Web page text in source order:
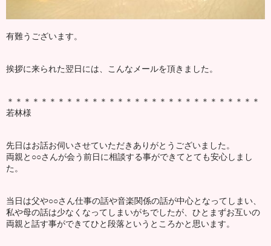
有難うございます。
挨拶に来られた翌日には、こんなメールを頂きました。
＊＊＊＊＊＊＊＊＊＊＊＊＊＊＊＊＊＊＊＊＊＊＊＊＊＊＊＊＊＊
若林様
先日はお話お伺いさせていただきありがとうございました。
両親と○○さんが会う前日に相談する事ができてとても安心しまし
た。
当日は父や○○さん仕事の話や音楽関係の話が中心となってしまい、
私や母の話は少なくなってしまいがちでしたが、ひとまずお互いの
両親と話す事ができてひと段落というところかと思います。